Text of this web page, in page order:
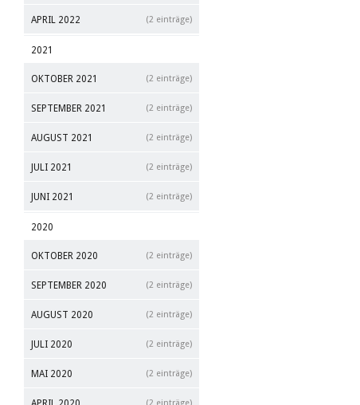
APRIL 2022 (2 einträge)
2021
OKTOBER 2021 (2 einträge)
SEPTEMBER 2021 (2 einträge)
AUGUST 2021 (2 einträge)
JULI 2021 (2 einträge)
JUNI 2021 (2 einträge)
2020
OKTOBER 2020 (2 einträge)
SEPTEMBER 2020 (2 einträge)
AUGUST 2020 (2 einträge)
JULI 2020 (2 einträge)
MAI 2020 (2 einträge)